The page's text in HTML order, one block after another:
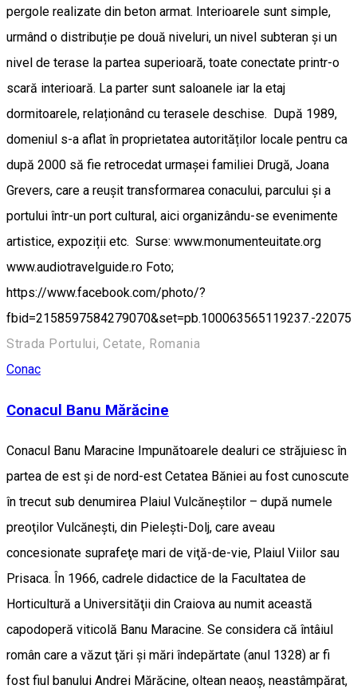
pergole realizate din beton armat. Interioarele sunt simple,
urmând o distribuție pe două niveluri, un nivel subteran și un
nivel de terase la partea superioară, toate conectate printr-o
scară interioară. La parter sunt saloanele iar la etaj
dormitoarele, relaționând cu terasele deschise. După 1989,
domeniul s-a aflat în proprietatea autorităților locale pentru ca
după 2000 să fie retrocedat urmașei familiei Drugă, Joana
Grevers, care a reușit transformarea conacului, parcului și a
portului într-un port cultural, aici organizându-se evenimente
artistice, expoziții etc. Surse: www.monumenteuitate.org
www.audiotravelguide.ro Foto;
https://www.facebook.com/photo/?
fbid=2158597584279070&set=pb.100063565119237.-
Strada Portului, Cetate, Romania
Conac
Conacul Banu Mărăcine
Conacul Banu Maracine Impunătoarele dealuri ce străjuiesc în
partea de est şi de nord-est Cetatea Băniei au fost cunoscute
în trecut sub denumirea Plaiul Vulcăneştilor – după numele
preoţilor Vulcăneşti, din Pieleşti-Dolj, care aveau
concesionate suprafeţe mari de viţă-de-vie, Plaiul Viilor sau
Prisaca. În 1966, cadrele didactice de la Facultatea de
Horticultură a Universităţii din Craiova au numit această
capodoperă viticolă Banu Maracine. Se considera că întâiul
român care a văzut ţări şi mări îndepărtate (anul 1328) ar fi
fost fiul banului Andrei Mărăcine, oltean neaoş, neastâmpărat,